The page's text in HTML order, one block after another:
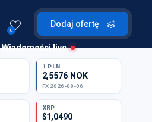
Dodaj ofertę
0
Wiadomości live
1 PLN
2,5576 NOK
FX 2026-08-06
XRP
$1,0490